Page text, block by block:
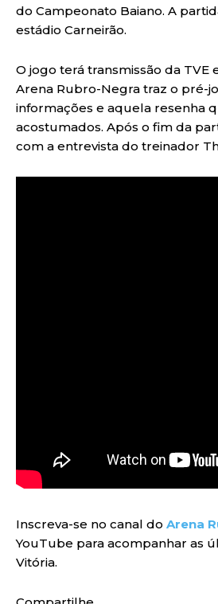
do Campeonato Baiano. A
estádio Carneirão.
O jogo terá transmissão da TVE
Arena Rubro-Negra traz o pré-
informações e aquela resenha
acostumados. Após o fim da
com a entrevista do treinador
Inscreva-se no canal do Arena
YouTube para acompanhar as
Vitória.